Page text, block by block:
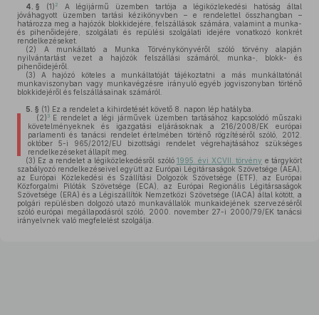
4. § (1) 2
A légijármű üzemben tartója a légiközlekedési hatóság által
jóváhagyott üzemben tartási kézikönyvben – e rendelettel összhangban –
határozza meg a hajózók blokkidejére, felszállások számára, valamint a munka-
és pihenőidejére, szolgálati és repülési szolgálati idejére vonatkozó konkrét
rendelkezéseket.
(2) A munkáltató a Munka Törvénykönyvéről szóló törvény alapján
nyilvántartást vezet a hajózók felszállási számáról, munka-, blokk- és
pihenőidejéről.
(3) A hajózó köteles a munkáltatóját tájékoztatni a más munkáltatónál
munkaviszonyban vagy munkavégzésre irányuló egyéb jogviszonyban történő
blokkidejéről és felszállásainak számáról.
5. § (1) Ez a rendelet a kihirdetését követő 8. napon lép hatályba.
(2) 3E rendelet a légi járművek üzemben tartásához kapcsolódó műszaki
követelményeknek és igazgatási eljárásoknak a 216/2008/EK európai
parlamenti és tanácsi rendelet értelmében történő rögzítéséről szóló, 2012.
október 5-i 965/2012/EU bizottsági rendelet végrehajtásához szükséges
rendelkezéseket állapít meg.
(3) Ez a rendelet a légiközlekedésről szóló 1995. évi XCVII. törvény e tárgykört
szabályozó rendelkezéseivel együtt az Európai Légitársaságok Szövetsége (AEA),
az Európai Közlekedési és Szállítási Dolgozók Szövetsége (ETF), az Európai
Közforgalmi Pilóták Szövetsége (ECA), az Európai Regionális Légitársaságok
Szövetsége (ERA) és a Légiszállítók Nemzetközi Szövetsége (IACA) által kötött, a
polgári repülésben dolgozó utazó munkavállalók munkaidejének szervezéséről
szóló európai megállapodásról szóló, 2000. november 27-i 2000/79/EK tanácsi
irányelvnek való megfelelést szolgálja.